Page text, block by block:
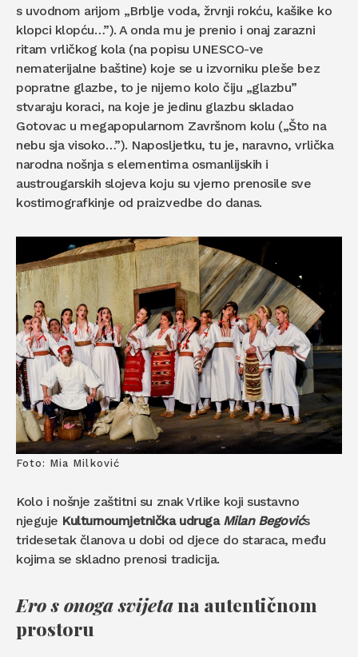
s uvodnom arijom „Brblje voda, žrvnji rokću, kašike ko
klopci klopću…”). A onda mu je prenio i onaj zarazni
ritam vrličkog kola (na popisu UNESCO-ve
nematerijalne baštine) koje se u izvorniku pleše bez
popratne glazbe, to je nijemo kolo čiju „glazbu”
stvaraju koraci, na koje je jedinu glazbu skladao
Gotovac u megapopularnom Završnom kolu („Što na
nebu sja visoko…”). Naposljetku, tu je, naravno, vrlička
narodna nošnja s elementima osmanlijskih i
austrougarskih slojeva koju su vjerno prenosile sve
kostimografkinje od praizvedbe do danas.
Foto: Mia Milković
Kolo i nošnje zaštitni su znak Vrlike koji sustavno
njeguje Kulturnoumjetnička udruga Milan Begovićs
tridesetak članova u dobi od djece do staraca, među
kojima se skladno prenosi tradicija.
Ero s onoga svijetana autentičnom
prostoru